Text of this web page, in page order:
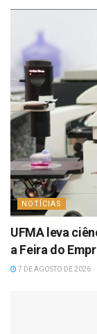
NOTÍCIAS
UFMA leva
a Feira do
7 DE AGOSTO DE 2026